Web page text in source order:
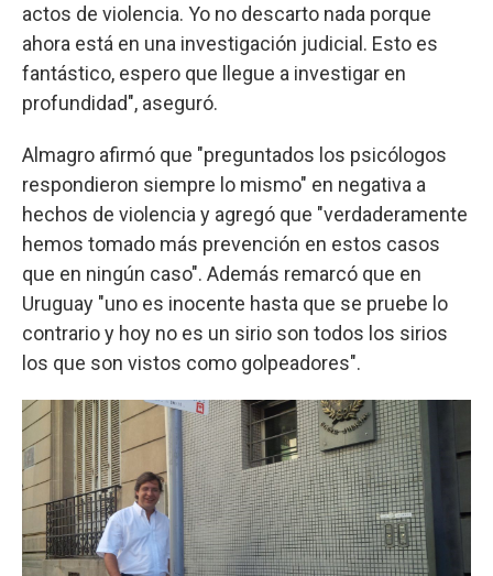
actos de violencia. Yo no descarto nada porque
ahora está en una investigación judicial. Esto es
fantástico, espero que llegue a investigar en
profundidad", aseguró.
Almagro afirmó que "preguntados los psicólogos
respondieron siempre lo mismo" en negativa a
hechos de violencia y agregó que "verdaderamente
hemos tomado más prevención en estos casos
que en ningún caso". Además remarcó que en
Uruguay "uno es inocente hasta que se pruebe lo
contrario y hoy no es un sirio son todos los sirios
los que son vistos como golpeadores".